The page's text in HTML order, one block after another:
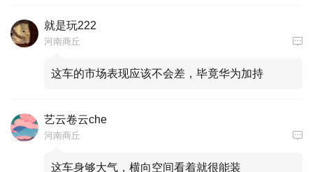
就是玩222
河南商丘
这车的市场表现应该不会差，毕竟华为加持
艺云卷云che
河南商丘
这车身够大气，横向空间看着就很能装